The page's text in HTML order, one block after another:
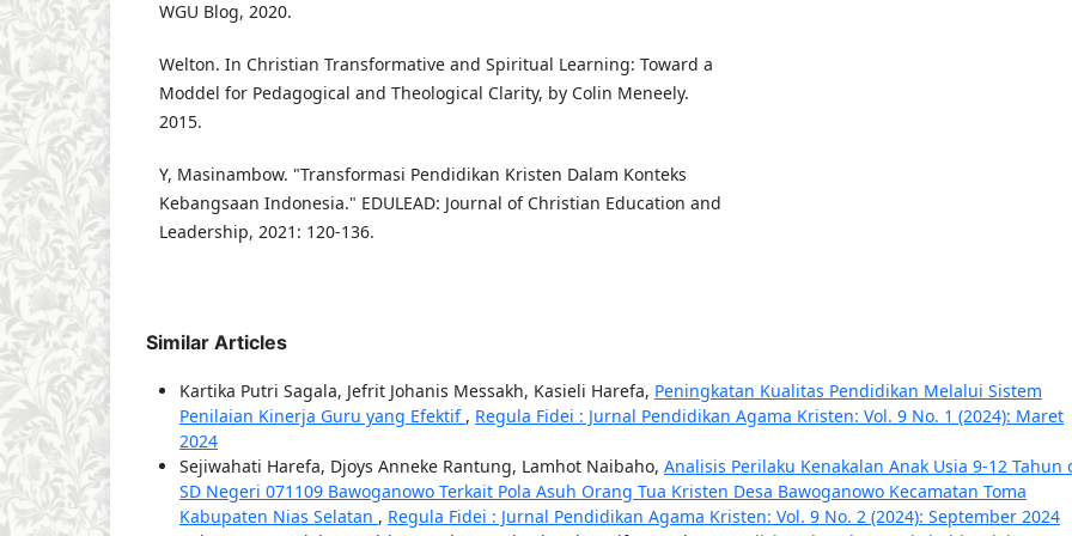
WGU Blog, 2020.
Welton. In Christian Transformative and Spiritual Learning: Toward a
Moddel for Pedagogical and Theological Clarity, by Colin Meneely.
2015.
Y, Masinambow. "Transformasi Pendidikan Kristen Dalam Konteks
Kebangsaan Indonesia." EDULEAD: Journal of Christian Education and
Leadership, 2021: 120-136.
Similar Articles
Kartika Putri Sagala, Jefrit Johanis Messakh, Kasieli Harefa, Peningkatan Kualitas Pendidikan Melalui Sistem
Penilaian Kinerja Guru yang Efektif , Regula Fidei : Jurnal Pendidikan Agama Kristen: Vol. 9 No. 1 (2024): Maret
2024
Sejiwahati Harefa, Djoys Anneke Rantung, Lamhot Naibaho, Analisis Perilaku Kenakalan Anak Usia 9-12 Tahun
SD Negeri 071109 Bawoganowo Terkait Pola Asuh Orang Tua Kristen Desa Bawoganowo Kecamatan Toma
Kabupaten Nias Selatan , Regula Fidei : Jurnal Pendidikan Agama Kristen: Vol. 9 No. 2 (2024): September 2024